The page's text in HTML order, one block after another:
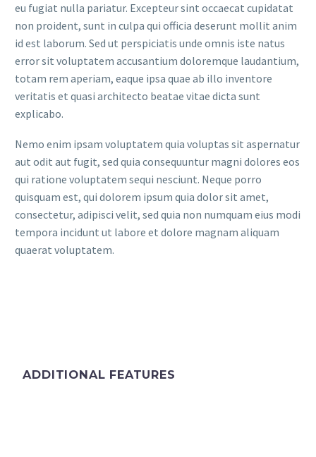
eu fugiat nulla pariatur. Excepteur sint occaecat cupidatat
non proident, sunt in culpa qui officia deserunt mollit anim
id est laborum. Sed ut perspiciatis unde omnis iste natus
error sit voluptatem accusantium doloremque laudantium,
totam rem aperiam, eaque ipsa quae ab illo inventore
veritatis et quasi architecto beatae vitae dicta sunt
explicabo.
Nemo enim ipsam voluptatem quia voluptas sit aspernatur
aut odit aut fugit, sed quia consequuntur magni dolores eos
qui ratione voluptatem sequi nesciunt. Neque porro
quisquam est, qui dolorem ipsum quia dolor sit amet,
consectetur, adipisci velit, sed quia non numquam eius modi
tempora incidunt ut labore et dolore magnam aliquam
quaerat voluptatem.
ADDITIONAL FEATURES